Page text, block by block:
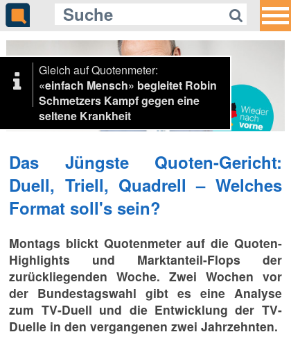
Gleich auf Quotenmeter:
«einfach Mensch» begleitet Robin
Schmetzers Kampf gegen eine
seltene Krankheit
Das Jüngste Quoten-Gericht:
Duell, Triell, Quadrell – Welches
Format soll's sein?
Montags blickt Quotenmeter auf die Quoten-
Highlights und Marktanteil-Flops der
zurückliegenden Woche. Zwei Wochen vor
der Bundestagswahl gibt es eine Analyse
zum TV-Duell und die Entwicklung der TV-
Duelle in den vergangenen zwei Jahrzehnten.